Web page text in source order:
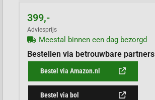
399,-
Adviesprijs
Meestal binnen een dag bezorgd
Bestellen via betrouwbare partners
Bestel via Amazon.nl
Bestel via bol